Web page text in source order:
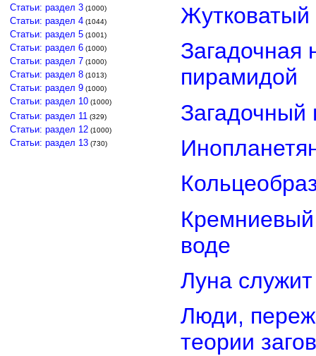
Статьи: раздел 3 (1000)
Статьи: раздел 4 (1044)
Статьи: раздел 5 (1001)
Статьи: раздел 6 (1000)
Статьи: раздел 7 (1000)
Статьи: раздел 8 (1013)
Статьи: раздел 9 (1000)
Статьи: раздел 10 (1000)
Статьи: раздел 11 (329)
Статьи: раздел 12 (1000)
Статьи: раздел 13 (730)
Загадочная
пирамидой
воде
Луна
Люди,
теории